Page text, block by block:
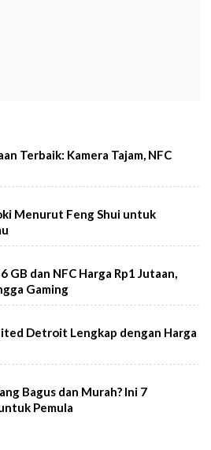
Terbaik: Kamera Tajam, NFC
Menurut Feng Shui untuk
GB dan NFC Harga Rp1 Jutaan,
Gaming
Detroit Lengkap dengan Harga
Bagus dan Murah? Ini 7
Pemula